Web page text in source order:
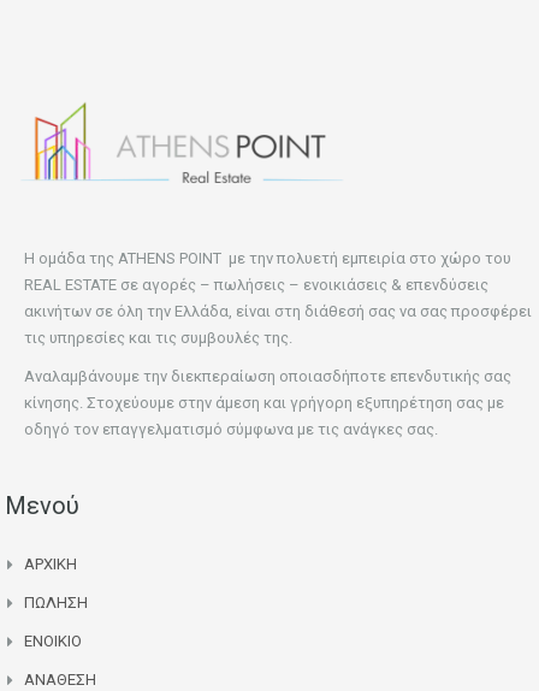
Η ομάδα της ATHENS POINT με την πολυετή εμπειρία στο χώρο του
REAL ESTATE σε αγορές – πωλήσεις – ενοικιάσεις & επενδύσεις
ακινήτων σε όλη την Ελλάδα, είναι στη διάθεσή σας να σας προσφέρει
τις υπηρεσίες και τις συμβουλές της.
Αναλαμβάνουμε την διεκπεραίωση οποιασδήποτε επενδυτικής σας
κίνησης. Στοχεύουμε στην άμεση και γρήγορη εξυπηρέτηση σας με
οδηγό τον επαγγελματισμό σύμφωνα με τις ανάγκες σας.
Μενού
ΑΡΧΙΚΗ
ΠΩΛΗΣΗ
ΕΝΟΙΚΙΟ
ΑΝΑΘΕΣΗ